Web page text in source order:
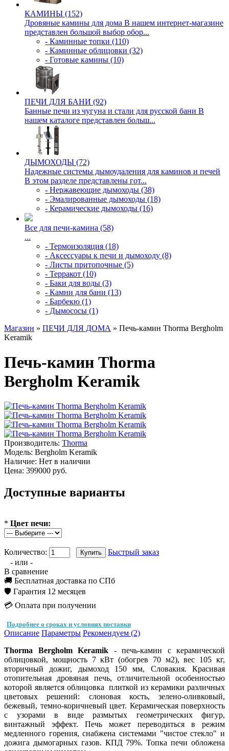
КАМИНЫ (152)
Дровяные камины для дома В нашем интернет-магазине
представлен большой выбор обор...
- Каминные топки (110)
- Каминные облицовки (32)
- Готовые камины (10)
ПЕЧИ ДЛЯ БАНИ (92)
Банные печи из чугуна и стали для русской бани В
нашем каталоге представлен больш...
ДЫМОХОДЫ (72)
Надежные системы дымоудаления для каминов и печей
В этом разделе представлены гот...
- Нержавеющие дымоходы (38)
- Эмалированные дымоходы (18)
- Керамические дымоходы (16)
Все для печи-камина (58)
...
- Термоизоляция (18)
- Аксессуары к печи и дымоходу (8)
- Листы притопочные (5)
- Терракот (10)
- Баки для воды (3)
- Камни для бани (13)
- Барбекю (1)
- Дымососы (1)
Магазин » ПЕЧИ ДЛЯ ДОМА » Печь-камин Thorma Bergholm
Keramik
Печь-камин Thorma
Bergholm Keramik
Производитель: Thorma
Модель: Bergholm Keramik
Наличие: Нет в наличии
Цена: 399000 руб.
Доступные варианты
* Цвет печи:
Количество:
Быстрый заказ
- или -
В сравнение
🚚 Бесплатная доставка по СПб
🛡️ Гарантия 12 месяцев
💳 Оплата при получении
Подробнее о сроках и условиях поставки
Описание Параметры Рекомендуем (2)
Thorma Bergholm Keramik - печь-камин с керамической
облицовкой, мощность 7 кВт (обогрев 70 м2), вес 105 кг,
вторичный дожиг, дымоход 150 мм, Словакия. Красивая
отопительная дровяная печь, отличительной особенностью
которой является облицовка плиткой из керамики различных
цветовых решений: слоновая кость, зелено-оливковый,
бежевый, темно-коричневый цвет. Керамическая поверхность
с узорами в виде размытых геометрических фигур,
винтажный эффект. Печь может переводиться в режим
медленного горения, снабжена системами "чистое стекло" и
дожига дымогарных газов. КПД 79%. Топка печи обложена